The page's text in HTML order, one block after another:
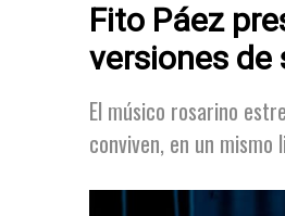
Programación
Contacto
Fito Páez
versiones de
El músico rosarino
conviven, en un